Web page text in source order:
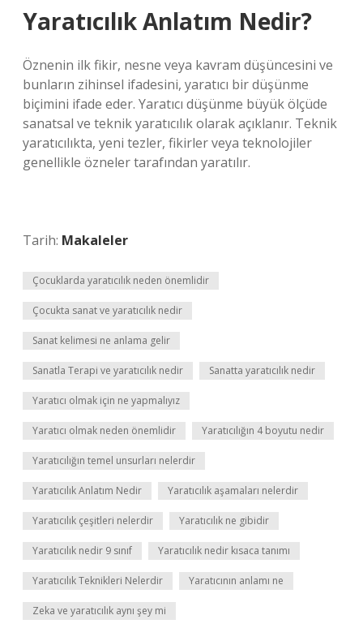
Yaratıcılık Anlatım Nedir?
Öznenin ilk fikir, nesne veya kavram düşüncesini ve
bunların zihinsel ifadesini, yaratıcı bir düşünme
biçimini ifade eder. Yaratıcı düşünme büyük ölçüde
sanatsal ve teknik yaratıcılık olarak açıklanır. Teknik
yaratıcılıkta, yeni tezler, fikirler veya teknolojiler
genellikle özneler tarafından yaratılır.
Tarih: Makaleler
Çocuklarda yaratıcılık neden önemlidir
Çocukta sanat ve yaratıcılık nedir
Sanat kelimesi ne anlama gelir
Sanatla Terapi ve yaratıcılık nedir Sanatta yaratıcılık nedir
Yaratıcı olmak için ne yapmalıyız
Yaratıcı olmak neden önemlidir Yaratıcılığın 4 boyutu nedir
Yaratıcılığın temel unsurları nelerdir
Yaratıcılık Anlatım Nedir Yaratıcılık aşamaları nelerdir
Yaratıcılık çeşitleri nelerdir Yaratıcılık ne gibidir
Yaratıcılık nedir 9 sınıf Yaratıcılık nedir kısaca tanımı
Yaratıcılık Teknikleri Nelerdir Yaratıcının anlamı ne
Zeka ve yaratıcılık aynı şey mi